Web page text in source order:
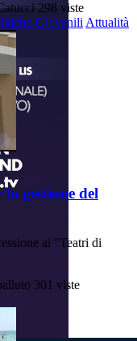
298 viste
Giovanili Attualità
gestione del
ai "Teatri di
301 viste